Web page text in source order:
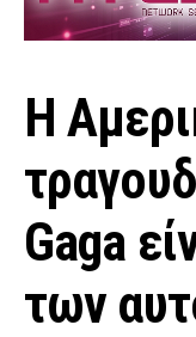
H
Gaga
των